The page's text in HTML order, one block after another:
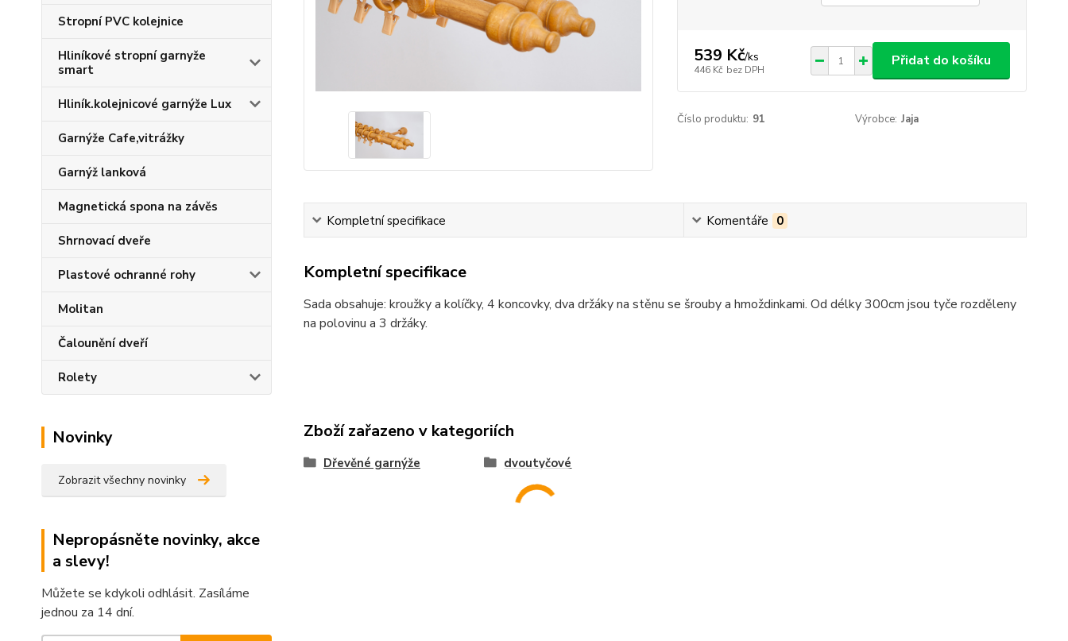
Stropní PVC kolejnice
Hliníkové stropní garnyže
smart
Hliník.kolejnicové garnýže Lux
Garnýže Cafe,vitrážky
Garnýž lanková
Magnetická spona na závěs
Shrnovací dveře
Plastové ochranné rohy
Molitan
Čalounění dveří
Rolety
Novinky
Zobrazit všechny novinky
Nepropásněte novinky, akce
a slevy!
Můžete se kdykoli odhlásit. Zasíláme
jednou za 14 dní.
539 Kč/ks
446 Kč bez DPH
Přidat do košíku
Číslo produktu: 91 Výrobce: Jaja
Kompletní specifikace Komentáře 0
Kompletní specifikace
Sada obsahuje: kroužky a kolíčky, 4 koncovky, dva držáky na stěnu se šrouby a hmoždinkami. Od délky 300cm jsou tyče rozděleny
na polovinu a 3 držáky.
Zboží zařazeno v kategoriích
Dřevěné garnýže dvoutyčové